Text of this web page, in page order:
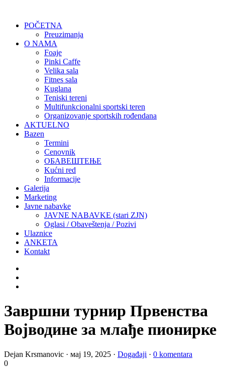
POČETNA
Preuzimanja
O NAMA
Foaje
Pinki Caffe
Velika sala
Fitnes sala
Kuglana
Teniski tereni
Multifunkcionalni sportski teren
Organizovanje sportskih rođendana
AKTUELNO
Bazen
Termini
Cenovnik
ОБАВЕШТЕЊЕ
Kućni red
Informacije
Galerija
Marketing
Javne nabavke
JAVNE NABAVKE (stari ZJN)
Oglasi / Obaveštenja / Pozivi
Ulaznice
ANKETA
Kontakt
Завршни турнир Првенства
Војводине за млађе пионирке
Dejan Krsmanovic · мај 19, 2025 · Događaji · 0 komentara
0